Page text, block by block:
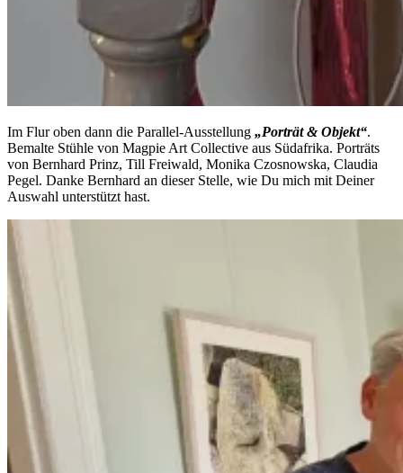
Im Flur oben dann die Parallel-Ausstellung „Porträt & Objekt“.
Bemalte Stühle von Magpie Art Collective aus Südafrika. Porträts
von Bernhard Prinz, Till Freiwald, Monika Czosnowska, Claudia
Pegel. Danke Bernhard an dieser Stelle, wie Du mich mit Deiner
Auswahl unterstützt hast.